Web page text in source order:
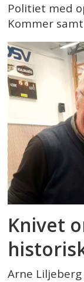
Politiet med
Kommer
Knivet
Arne